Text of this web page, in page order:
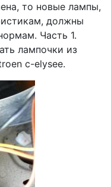
то новые лампы,
должны
Часть 1.
лампочки из
c-elysee.